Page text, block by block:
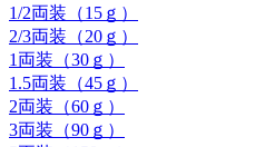
1/2両装（15ｇ）
2/3両装（20ｇ）
1両装（30ｇ）
1.5両装（45ｇ）
2両装（60ｇ）
3両装（90ｇ）